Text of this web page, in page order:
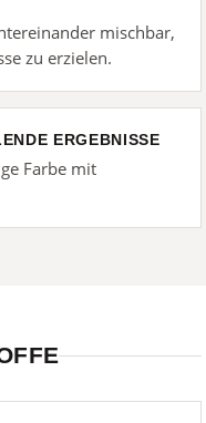
mischbar,
zu erzielen.
ERGEBNISSE
Farbe mit